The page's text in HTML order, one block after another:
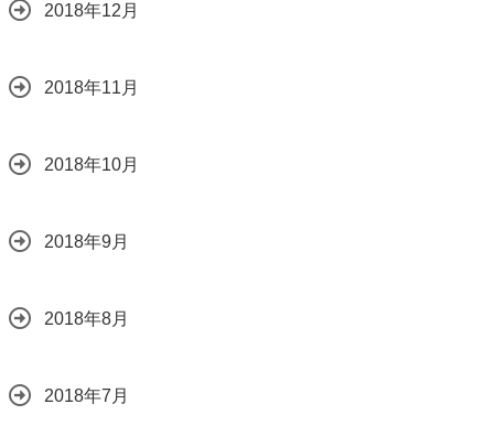
2018年12月
2018年11月
2018年10月
2018年9月
2018年8月
2018年7月